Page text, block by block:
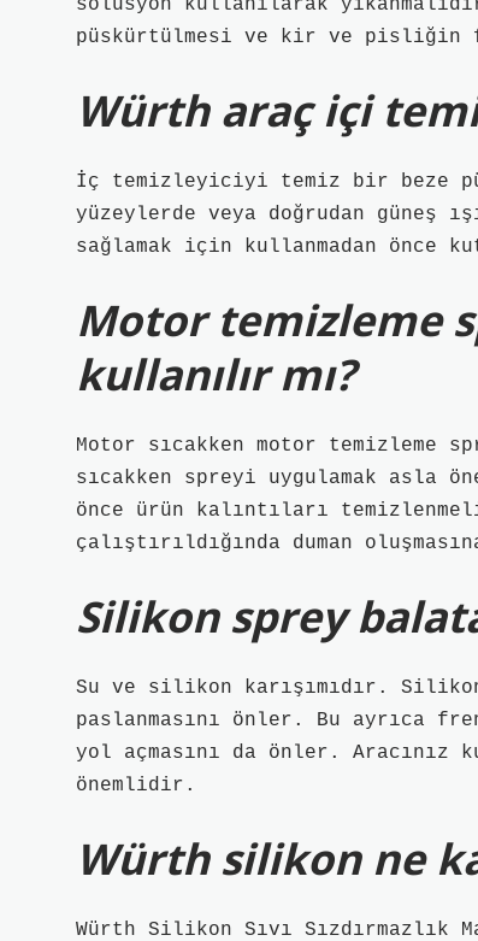
solüsyon kullanılarak
püskürtülmesi ve kir ve pisliğin
Würth araç içi
İç temizleyiciyi temiz bir beze
yüzeylerde veya doğrudan güneş
sağlamak için kullanmadan önce
Motor temizleme
kullanılır mı?
Motor sıcakken motor temizleme
sıcakken spreyi uygulamak asla
önce ürün kalıntıları
çalıştırıldığında duman
Silikon sprey
Su ve silikon karışımıdır.
paslanmasını önler. Bu ayrıca
yol açmasını da önler. Aracınız
önemlidir.
Würth silikon ne
Würth Silikon Sıvı Sızdırmazlık